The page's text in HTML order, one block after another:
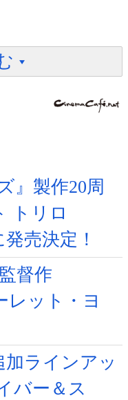
』製作20周
トリロ
売決定！
督作
レット・ヨ
加ラインアッ
バー＆ス